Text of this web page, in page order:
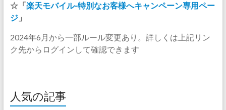
☆「楽天モバイル-特別なお客様へキャンペーン専用ペー
ジ」
2024年6月から一部ルール変更あり。詳しくは上記リン
ク先からログインして確認できます
人気の記事